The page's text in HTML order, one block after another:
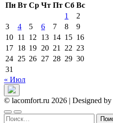
Пн Вт Ср Чт Пт Сб Вс
1
2
3
4 5 6 7 8
9
10 11 12 13 14 15 16
17 18 19 20 21 22 23
24 25 26 27 28 29 30
31
« Июл
© lacomfort.ru 2026 | Designed by
Найти: